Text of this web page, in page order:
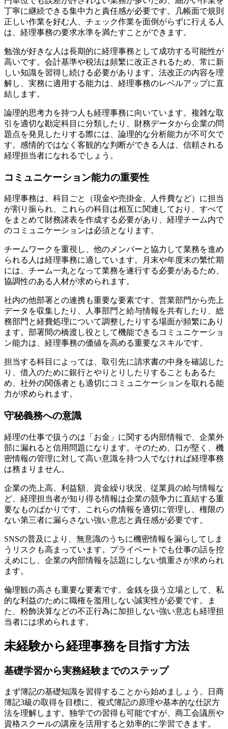
丁寧に継続できる集中力と責任感が必要です。几帳面で規則
正しい作業を好む人、チェック作業を面倒がらずに行える人
は、経理事務の要求水準を満たすことができます。
勉強が好きな人は長期的に経理事務として成功する可能性が
高いです。会計基準や税法は頻繁に改正されるため、常に新
しい知識を習得し続ける必要があります。法改正の内容を理
解し、実務に適用する能力は、経理事務のレベルアップに直
結します。
論理的思考力を持つ人も経理事務に向いています。複雑な取
引を適切な勘定科目に分類したり、財務データから企業の問
題点を発見したりする際には、論理的な分析能力が不可欠で
す。感情的ではなく客観的な判断ができる人は、信頼される
経理担当者になれるでしょう。
コミュニケーション能力の重要性
経理事務は、科目ごと（現金や売掛金、人件費など）に担当
が割り振られ、これらの科目は相互に関連しており、すべて
をまとめて財務諸表を作成する必要があり、経理チーム内で
のコミュニケーションは必須となります。
チームワークを重視し、他のメンバーと協力して業務を進め
られる人は経理事務に適しています。月末や年度末の繁忙期
には、チーム一丸となって業務を遂行する必要があるため、
協調性のある人材が求められます。
社内の他部署との連携も重要な要素です。営業部門から売上
データを収集したり、人事部門と給与情報を共有したり、総
務部門と経費処理について調整したりする場面が頻繁にあり
ます。部署間の橋渡し役として機能できるコミュニケーショ
ン能力は、経理事務の価値を高める重要なスキルです。
担当する科目によっては、取引先に請求書の中身を確認した
り、借入のために銀行とやりとりしたりすることもあるた
め、社外の関係者とも適切にコミュニケーションを取れる能
力が求められます。
守秘義務への意識
経理の仕事で扱うのは「お金」に関する内部情報で、企業外
部に漏れると信用問題になります。そのため、口が堅く、機
密情報の管理に対して高い意識を持つ人でなければ経理事務
は務まりません。
企業の売上高、利益額、資金繰り状況、従業員の給与情報な
ど、経理担当者が知り得る情報は企業の競争力に直結する重
要なものばかりです。これらの情報を適切に管理し、権限の
ない第三者に漏らさない強い意志と責任感が必要です。
SNSの普及により、無意識のうちに機密情報を漏らしてしま
うリスクも高まっています。プライベートでも仕事の話を控
えめにし、企業の内部情報を話題にしない慎重さが求められ
ます。
倫理観の高さも重要な要素です。金銭を扱う立場として、私
的な利益のために職権を濫用しない誠実性が必要です。ま
た、粉飾決算などの不正行為に加担しない強い意志も経理担
当者には求められます。
未経験から経理事務を目指す方法
基礎学習から実務経験までのステップ
まず簿記の基礎知識を習得することから始めましょう。日商
簿記3級の取得を目標に、複式簿記の原理や基本的な仕訳方
法を理解します。独学での習得も可能ですが、商工会議所や
資格スクールの講座を活用すると効率的に学習できます。